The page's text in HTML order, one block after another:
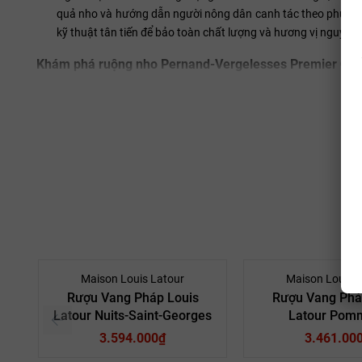
quả nho và hướng dẫn người nông dân canh tác theo
kỹ thuật tân tiến để bảo toàn chất lượng và hương vị nguyên
Khám phá ruộng nho Pernand-Vergelesses Premier
Chardonnay và Pinot Noir và cả vang trắng, vang đỏ đều
Phần ruộng rộng 14.4 hecta là một hình tam giác lớn nằm ở
cho nho sinh trưởng. Ruộng En Caradeux quay mặt về
vụ được kéo dài, nho được chín chậm và phát triển hương
vani cá tính rất phù hợp với những người có cá tính, bộc
cây nho Chardonnay trên trên thềm đất của “đồi vàng
Pháp của vàng – là yếu tố tượng trưng cho Kim trong ngũ
thân mệnh Kim.
Maison Louis Latour
Rượu Vang Pháp Louis
Latour Nuits-Saint-Georges
3.594.000₫
Maison Louis
Rượu Vang
Latour